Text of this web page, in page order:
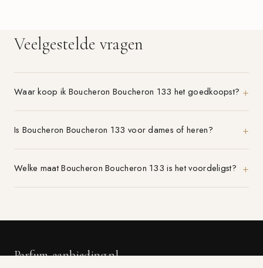
Veelgestelde vragen
Waar koop ik Boucheron Boucheron 133 het goedkoopst?
Is Boucheron Boucheron 133 voor dames of heren?
Welke maat Boucheron Boucheron 133 is het voordeligst?
Parfum-aanbieding.nl